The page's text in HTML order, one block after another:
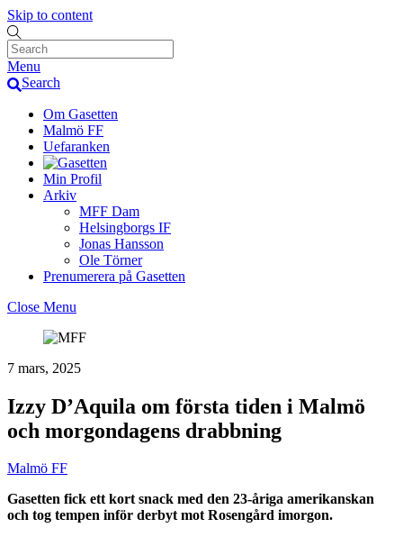
Skip to content
Menu
Search
Om Gasetten
Malmö FF
Uefaranken
Min Profil
Arkiv
MFF Dam
Helsingborgs IF
Jonas Hansson
Ole Törner
Prenumerera på Gasetten
Close Menu
7 mars, 2025
Izzy D’Aquila om första tiden i Malmö
och morgondagens drabbning
Malmö FF
Gasetten fick ett kort snack med den 23-åriga amerikanskan
och tog tempen inför derbyt mot Rosengård imorgon.